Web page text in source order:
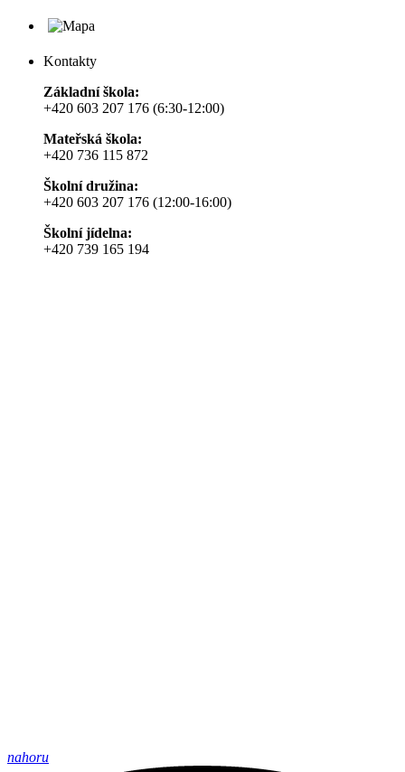
Kontakty
Základní škola:
+420 603 207 176 (6:30-12:00)
Mateřská škola:
+420 736 115 872
Školní družina:
+420 603 207 176 (12:00-16:00)
Školní jídelna:
+420 739 165 194
nahoru